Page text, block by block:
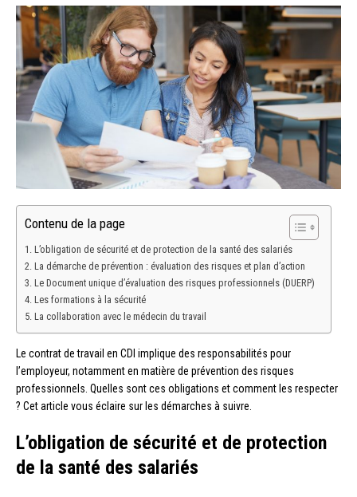
Contenu de la page
L’obligation de sécurité et de protection de la santé des salariés
La démarche de prévention : évaluation des risques et plan d’action
Le Document unique d’évaluation des risques professionnels (DUERP)
Les formations à la sécurité
La collaboration avec le médecin du travail
Le contrat de travail en CDI implique des responsabilités pour
l’employeur, notamment en matière de prévention des risques
professionnels. Quelles sont ces obligations et comment les respecter
? Cet article vous éclaire sur les démarches à suivre.
L’obligation de sécurité et de protection
de la santé des salariés